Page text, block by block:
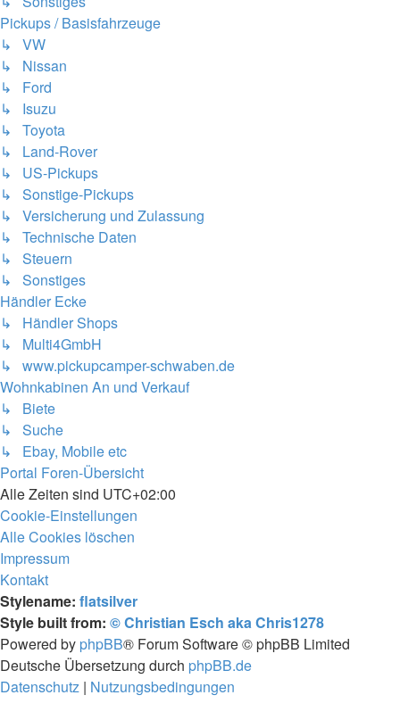
Pickups / Basisfahrzeuge
↳ VW
↳ Nissan
↳ Ford
↳ Isuzu
↳ Toyota
↳ Land-Rover
↳ US-Pickups
↳ Sonstige-Pickups
↳ Versicherung und Zulassung
↳ Technische Daten
↳ Steuern
↳ Sonstiges
Händler Ecke
↳ Händler Shops
↳ Multi4GmbH
↳ www.pickupcamper-schwaben.de
Wohnkabinen An und Verkauf
↳ Biete
↳ Suche
↳ Ebay, Mobile etc
Portal Foren-Übersicht
Alle Zeiten sind UTC+02:00
Cookie-Einstellungen
Alle Cookies löschen
Impressum
Kontakt
Stylename: flatsilver
Style built from: © Christian Esch aka Chris1278
Powered by phpBB® Forum Software © phpBB Limited
Deutsche Übersetzung durch phpBB.de
Datenschutz | Nutzungsbedingungen